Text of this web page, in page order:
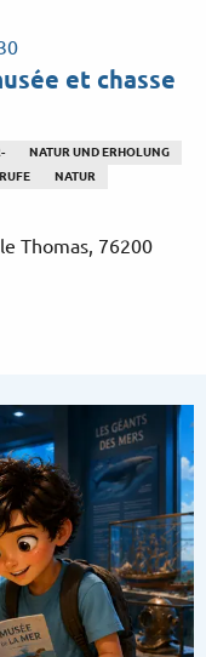
et chasse
NATUR UND ERHOLUNG
NATUR
Thomas, 76200